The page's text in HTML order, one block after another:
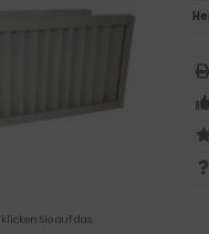
Sie auf das